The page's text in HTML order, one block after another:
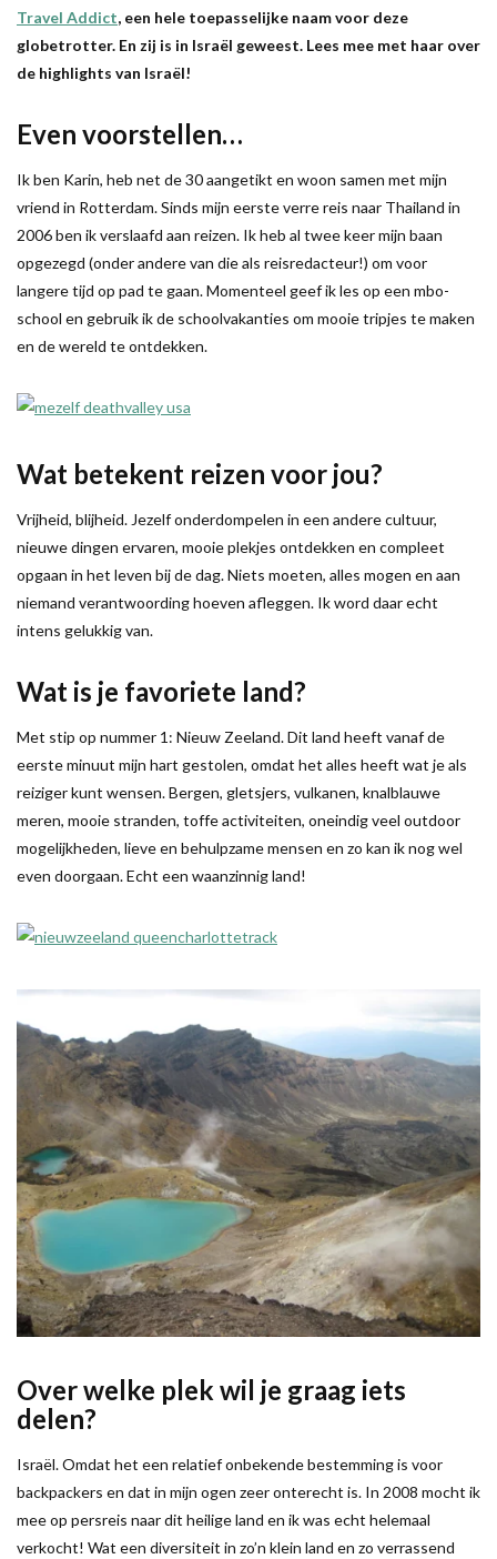
Travel Addict, een hele toepasselijke naam voor deze
globetrotter. En zij is in Israël geweest. Lees mee met haar over
de highlights van Israël!
Even voorstellen…
Ik ben Karin, heb net de 30 aangetikt en woon samen met mijn
vriend in Rotterdam. Sinds mijn eerste verre reis naar Thailand in
2006 ben ik verslaafd aan reizen. Ik heb al twee keer mijn baan
opgezegd (onder andere van die als reisredacteur!) om voor
langere tijd op pad te gaan. Momenteel geef ik les op een mbo-
school en gebruik ik de schoolvakanties om mooie tripjes te maken
en de wereld te ontdekken.
Wat betekent reizen voor jou?
Vrijheid, blijheid. Jezelf onderdompelen in een andere cultuur,
nieuwe dingen ervaren, mooie plekjes ontdekken en compleet
opgaan in het leven bij de dag. Niets moeten, alles mogen en aan
niemand verantwoording hoeven afleggen. Ik word daar echt
intens gelukkig van.
Wat is je favoriete land?
Met stip op nummer 1: Nieuw Zeeland. Dit land heeft vanaf de
eerste minuut mijn hart gestolen, omdat het alles heeft wat je als
reiziger kunt wensen. Bergen, gletsjers, vulkanen, knalblauwe
meren, mooie stranden, toffe activiteiten, oneindig veel outdoor
mogelijkheden, lieve en behulpzame mensen en zo kan ik nog wel
even doorgaan. Echt een waanzinnig land!
Over welke plek wil je graag iets
delen?
Israël. Omdat het een relatief onbekende bestemming is voor
backpackers en dat in mijn ogen zeer onterecht is. In 2008 mocht ik
mee op persreis naar dit heilige land en ik was echt helemaal
verkocht! Wat een diversiteit in zo’n klein land en zo verrassend